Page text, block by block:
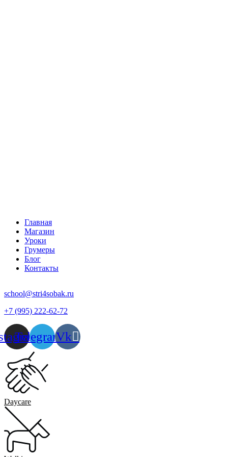
Главная
Магазин
Уроки
Грумеры
Блог
Контакты
school@stri4sobak.ru
+7 (995) 222-62-72
TelegramVk
Daycare